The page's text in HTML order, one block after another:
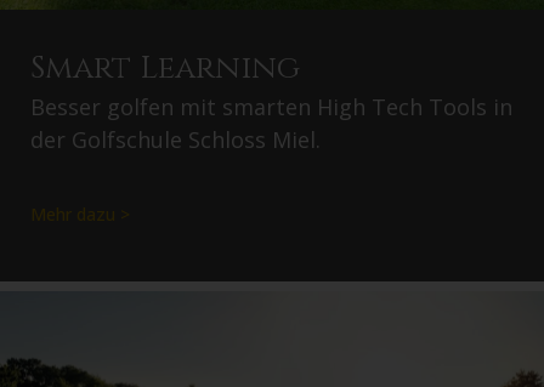
Smart Learning
Besser golfen mit smarten High Tech Tools in
der Golfschule Schloss Miel.
Mehr dazu >